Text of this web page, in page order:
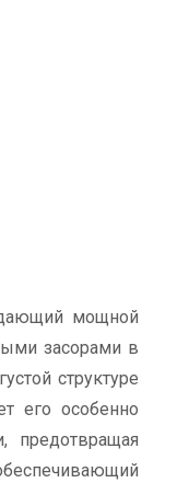
мощной
засорами в
структуре
его особенно
предотвращая